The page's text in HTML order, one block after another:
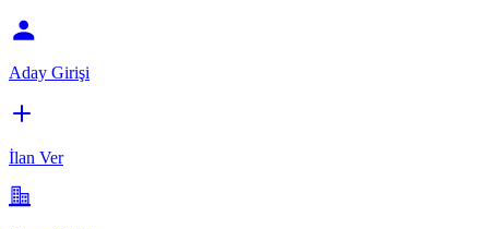
Aday Girişi
İlan Ver